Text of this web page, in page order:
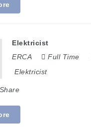
Elektricist
ERCA
Full Time
Elektricist
Share